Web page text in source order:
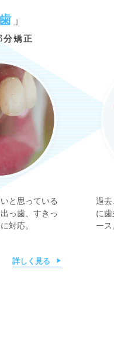
」
分矯正
と思っている
っ歯、すきっ
対応。
詳しく見る
過去
に
ース